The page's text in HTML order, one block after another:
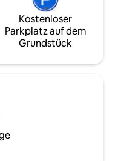
Kostenloser
Parkplatz auf dem
Grundstück